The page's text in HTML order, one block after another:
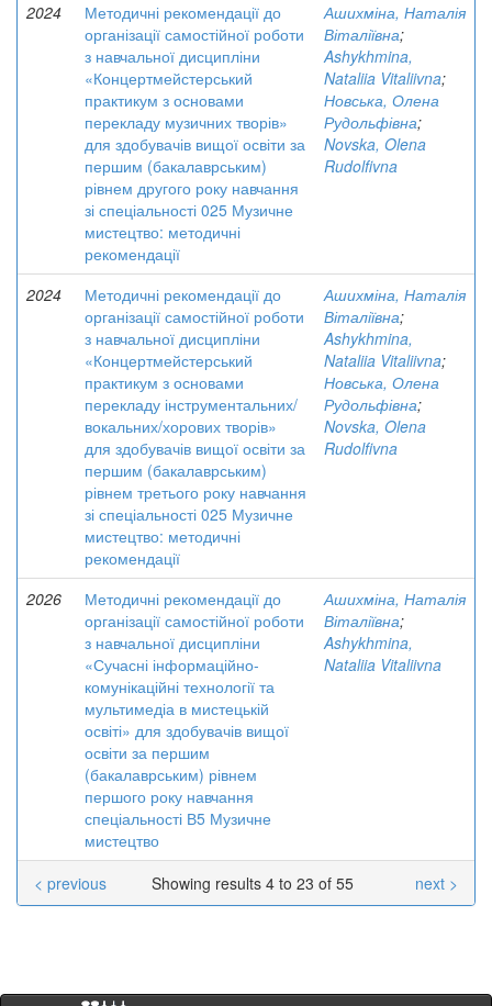
2024
Методичні рекомендації до
організації самостійної роботи
з навчальної дисципліни
«Концертмейстерський
практикум з основами
перекладу музичних творів»
для здобувачів вищої освіти за
першим (бакалаврським)
рівнем другого року навчання
зі спеціальності 025 Музичне
мистецтво: методичні
рекомендації
Ашихміна, Наталія
Віталіївна;
Ashykhmina,
Nataliia Vitaliivna;
Новська, Олена
Рудольфівна;
Novska, Olena
Rudolfivna
2024
Методичні рекомендації до
організації самостійної роботи
з навчальної дисципліни
«Концертмейстерський
практикум з основами
перекладу інструментальних/
вокальних/хорових творів»
для здобувачів вищої освіти за
першим (бакалаврським)
рівнем третього року навчання
зі спеціальності 025 Музичне
мистецтво: методичні
рекомендації
Ашихміна, Наталія
Віталіївна;
Ashykhmina,
Nataliia Vitaliivna;
Новська, Олена
Рудольфівна;
Novska, Olena
Rudolfivna
2026
Методичні рекомендації до
організації самостійної роботи
з навчальної дисципліни
«Сучасні інформаційно-
комунікаційні технології та
мультимедіа в мистецькій
освіті» для здобувачів вищої
освіти за першим
(бакалаврським) рівнем
першого року навчання
спеціальності В5 Музичне
мистецтво
Ашихміна, Наталія
Віталіївна;
Ashykhmina,
Nataliia Vitaliivna
Showing results 4 to 23 of 55
< previous next >